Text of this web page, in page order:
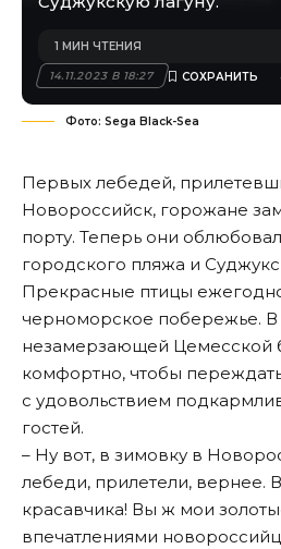
14.11.2023 В 18:27
1 МИН ЧТЕНИЯ
Фото: Sega Black-Sea
Первых лебедей,
Новороссийск, горожане
порту. Теперь они
городского пляжа и
Прекрасные птицы
черноморское побережье. В
незамерзающей Цемесской
комфортно, чтобы
с удовольствием
гостей.
– Ну вот, в зимовку в
лебеди, прилетели, вернее.
красавчика! Вы ж мои
впечатлениями